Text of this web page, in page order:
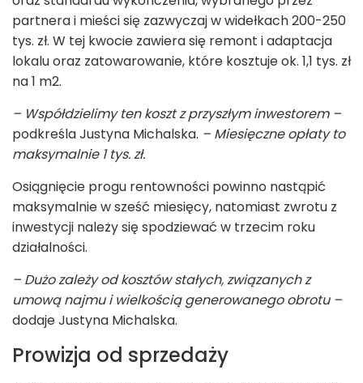
partnera i mieści się zazwyczaj w widełkach 200-250
tys. zł. W tej kwocie zawiera się remont i adaptacja
lokalu oraz zatowarowanie, które kosztuje ok. 1,1 tys. zł
na 1 m2.
– Współdzielimy ten koszt z przyszłym inwestorem –
podkreśla Justyna Michalska. – Miesięczne opłaty to
maksymalnie 1 tys. zł.
Osiągnięcie progu rentowności powinno nastąpić
maksymalnie w sześć miesięcy, natomiast zwrotu z
inwestycji należy się spodziewać w trzecim roku
działalności.
– Dużo zależy od kosztów stałych, związanych z
umową najmu i wielkością generowanego obrotu –
dodaje Justyna Michalska.
Prowizja od sprzedaży